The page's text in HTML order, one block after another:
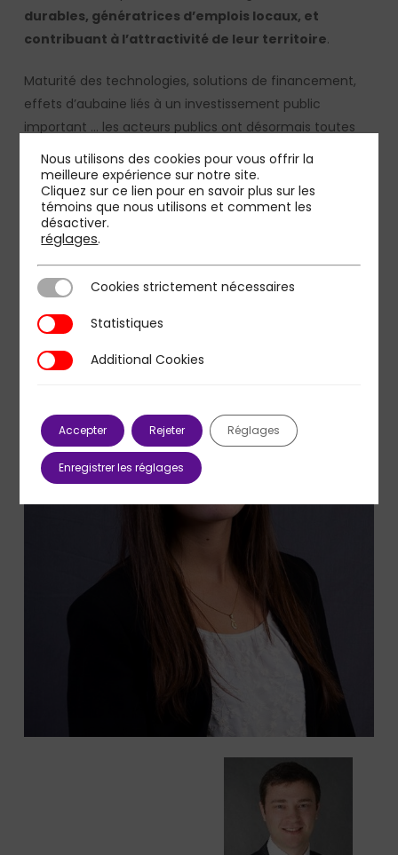
durables, génératrices d’emplois locaux, et
contribuant à l’attractivité de leur territoire.
Maturité des technologies, solutions de financement,
effets d’aubaine liés à un investissement public
important … les acteurs publics ont désormais toutes
les cartes en main pour réussir la décarbonation du
transport en commun.
Energie et Tourisme
Nous utilisons des cookies pour vous offrir la
meilleure expérience sur notre site.
Cliquez sur ce lien pour en savoir plus sur les
témoins que nous utilisons et comment les
désactiver.
réglages.
Cookies strictement nécessaires
Cookies strictement nécessaires
StatistiquesStatistiques
Additional Cookies
Additional Cookies
Accepter Rejeter Réglages
Enregistrer les réglages